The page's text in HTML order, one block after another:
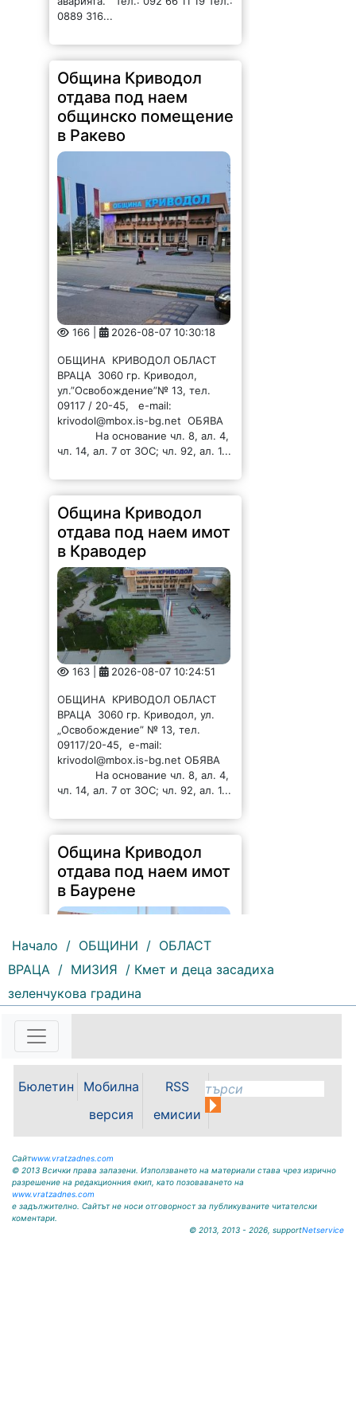
0889 316...
Община Криводол
отдава под наем
общинско помещение
в Ракево
166 | 2026-08-07 10:30:18
ВРАЦА 3060 гр. Криводол,
ул.”Освобождение”№ 13, тел.
09117 / 20-45, e-mail:
krivodol@mbox.is-bg.net ОБЯВА
На основание чл. 8, ал. 4,
чл. 14, ал. 7 от ЗОС; чл. 92, ал. 1...
Община Криводол
отдава под наем имот
в Краводер
163 | 2026-08-07 10:24:51
ВРАЦА 3060 гр. Криводол, ул.
„Освобождение” № 13, тел.
09117/20-45, e-mail:
krivodol@mbox.is-bg.net ОБЯВА
На основание чл. 8, ал. 4,
чл. 14, ал. 7 от ЗОС; чл. 92, ал. 1...
Община Криводол
отдава под наем имот
в Баурене
99 | 2026-08-07 10:17:52
ОБЩИНА КРИВОДОЛ ОБЛАСТ
ул.”Освобождение”№ 13, тел.
krivodol@mbox.is-bg.net ОБЯВА
На основание чл. 8, ал. 4,
чл. 14, ал. 7 от ЗОС; чл. 92, ал. 1...
Начало / ОБЩИНИ / ОБЛАСТ
ВРАЦА / МИЗИЯ / Кмет и деца засадиха
зеленчукова градина
Бюлетин
Мобилна
версия
RSS
емисии
Сайтwww.vratzadnes.com
© 2013 Всички права запазени. Използването на материали става чрез изрично
разрешение на редакционния екип, като позоваването на
www.vratzadnes.com
е задължително. Сайтът не носи отговорност за публикуваните читателски
коментари.
© 2013, 2013 - 2026, supportNetservice